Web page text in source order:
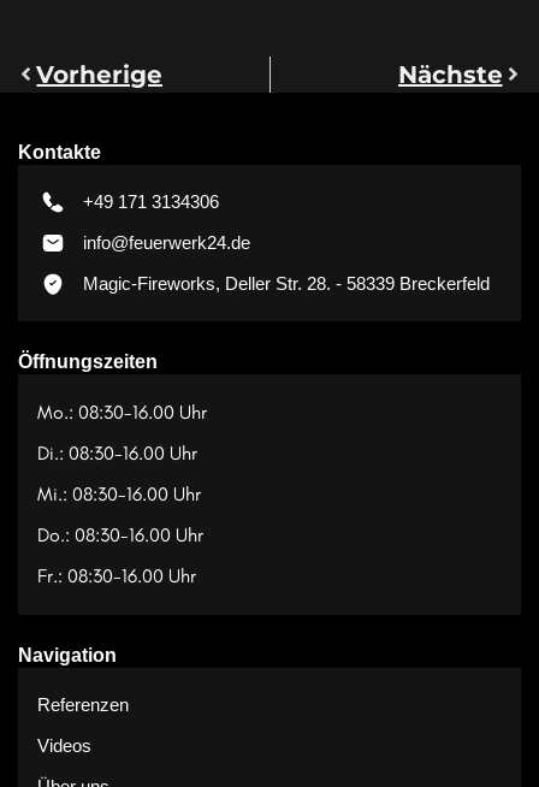
Vorherige Nächste
Kontakte
+49 171 3134306
info@feuerwerk24.de
Magic-Fireworks, Deller Str. 28. - 58339 Breckerfeld
Öffnungszeiten
Mo.: 08:30-16.00 Uhr
Di.: 08:30-16.00 Uhr
Mi.: 08:30-16.00 Uhr
Do.: 08:30-16.00 Uhr
Fr.: 08:30-16.00 Uhr
Navigation
Referenzen
Videos